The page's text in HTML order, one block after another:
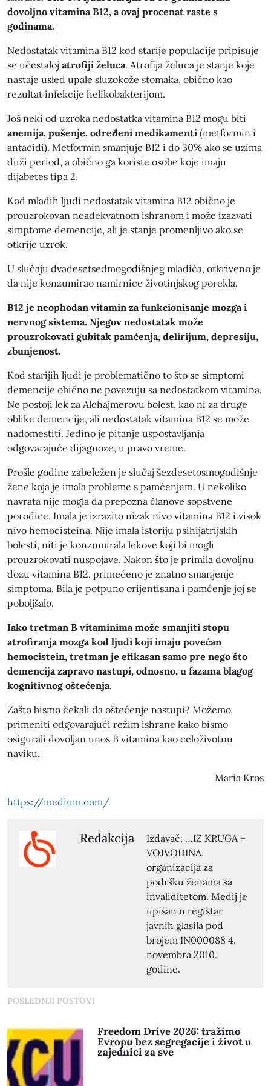
dovoljno vitamina B12, a ovaj procenat raste s
godinama.
Nedostatak vitamina B12 kod starije populacije pripisuje
se učestaloj atrofiji želuca. Atrofija želuca je stanje koje
nastaje usled upale sluzokože stomaka, obično kao
rezultat infekcije helikobakterijom.
Još neki od uzroka nedostatka vitamina B12 mogu biti
anemija, pušenje, određeni medikamenti (metformin i
antacidi). Metformin smanjuje B12 i do 30% ako se uzima
duži period, a obično ga koriste osobe koje imaju
dijabetes tipa 2.
Kod mladih ljudi nedostatak vitamina B12 obično je
prouzrokovan neadekvatnom ishranom i može izazvati
simptome demencije, ali je stanje promenljivo ako se
otkrije uzrok.
U slučaju dvadesetsedmogodišnjeg mladića, otkriveno je
da nije konzumirao namirnice životinjskog porekla.
B12 je neophodan vitamin za funkcionisanje mozga i
nervnog sistema. Njegov nedostatak može
prouzrokovati gubitak pamćenja, delirijum, depresiju,
zbunjenost.
Kod starijih ljudi je problematično to što se simptomi
demencije obično ne povezuju sa nedostatkom vitamina.
Ne postoji lek za Alchajmerovu bolest, kao ni za druge
oblike demencije, ali nedostatak vitamina B12 se može
nadomestiti. Jedino je pitanje uspostavljanja
odgovarajuće dijagnoze, u pravo vreme.
Prošle godine zabeležen je slučaj šezdesetosmogodišnje
žene koja je imala probleme s pamćenjem. U nekoliko
navrata nije mogla da prepozna članove sopstvene
porodice. Imala je izrazito nizak nivo vitamina B12 i visok
nivo hemocisteina. Nije imala istoriju psihijatrijskih
bolesti, niti je konzumirala lekove koji bi mogli
prouzrokovati nuspojave. Nakon što je primila dovoljnu
dozu vitamina B12, primećeno je znatno smanjenje
simptoma. Bila je potpuno orijentisana i pamćenje joj se
poboljšalo.
Iako tretman B vitaminima može smanjiti stopu
atrofiranja mozga kod ljudi koji imaju povećan
hemocistein, tretman je efikasan samo pre nego što
demencija zapravo nastupi, odnosno, u fazama blagog
kognitivnog oštećenja.
Zašto bismo čekali da oštećenje nastupi? Možemo
primeniti odgovarajući režim ishrane kako bismo
osigurali dovoljan unos B vitamina kao celoživotnu
naviku.
Maria Kros
https://medium.com/
Redakcija
Izdavač: …IZ KRUGA –
VOJVODINA,
organizacija za
podršku ženama sa
invaliditetom. Medij je
upisan u registar
javnih glasila pod
brojem IN000088 4.
novembra 2010.
godine.
POSLEDNJI POSTOVI
Freedom Drive 2026: tražimo
Evropu bez segregacije i život u
zajednici za sve